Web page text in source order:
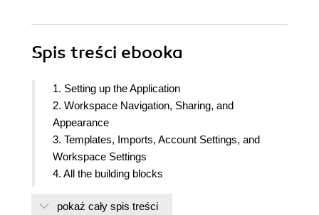
Spis treści ebooka
1. Setting up the Application
2. Workspace Navigation, Sharing, and
Appearance
3. Templates, Imports, Account Settings, and
Workspace Settings
4. All the building blocks
6. Database views
pokaż cały spis treści